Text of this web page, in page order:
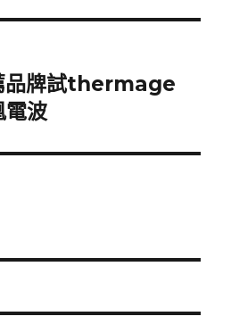
品牌試thermage
電波